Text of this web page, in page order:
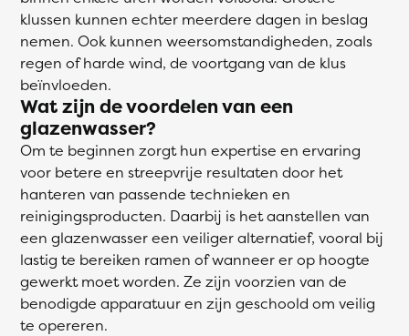
klussen kunnen echter meerdere dagen in beslag
nemen. Ook kunnen weersomstandigheden, zoals
regen of harde wind, de voortgang van de klus
beïnvloeden.
Wat zijn de voordelen van een
glazenwasser?
Om te beginnen zorgt hun expertise en ervaring
voor betere en streepvrije resultaten door het
hanteren van passende technieken en
reinigingsproducten. Daarbij is het aanstellen van
een glazenwasser een veiliger alternatief, vooral bij
lastig te bereiken ramen of wanneer er op hoogte
gewerkt moet worden. Ze zijn voorzien van de
benodigde apparatuur en zijn geschoold om veilig
te opereren.